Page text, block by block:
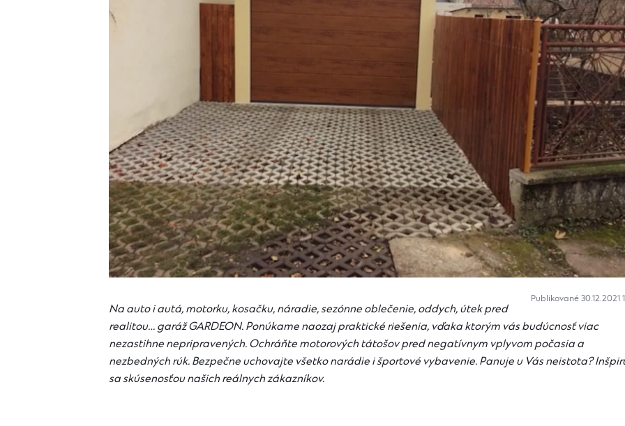
Publikované 30.12.2021
Na auto i autá, motorku, kosačku, náradie, sezónne oblečenie, oddych, útek pred
realitou… garáž GARDEON. Ponúkame naozaj praktické riešenia, vďaka ktorým vás budúcnosť viac
nezastihne nepripravených. Ochráňte motorových tátošov pred negatívnym vplyvom počasia a
nezbedných rúk. Bezpečne uchovajte všetko narádie i športové vybavenie. Panuje u Vás neistota?
sa skúsenosťou našich reálnych zákazníkov.